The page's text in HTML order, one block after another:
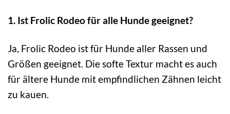
1. Ist Frolic Rodeo für alle Hunde geeignet?
Ja, Frolic Rodeo ist für Hunde aller Rassen und
Größen geeignet. Die softe Textur macht es auch
für ältere Hunde mit empfindlichen Zähnen leicht
zu kauen.